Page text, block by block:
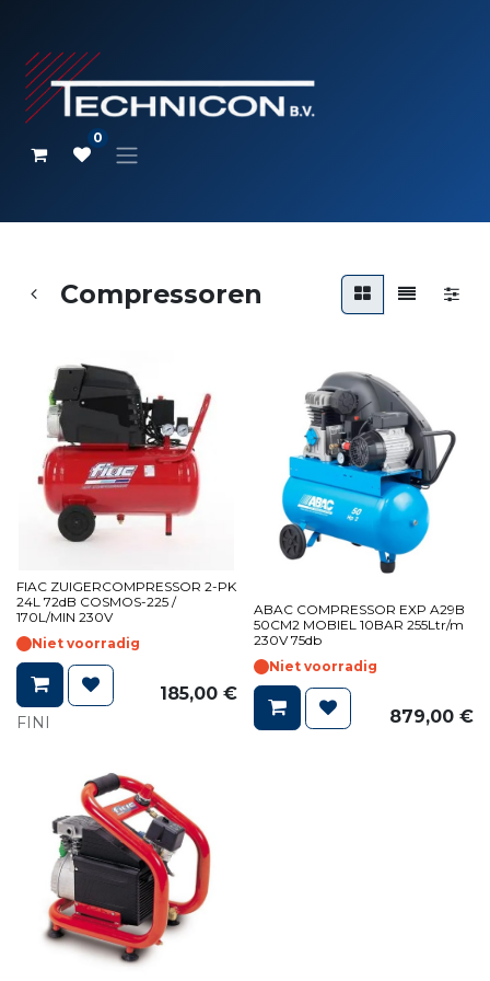
0
Compressoren
FIAC ZUIGERCOMPRESSOR 2-PK
24L 72dB COSMOS-225 /
170L/MIN 230V
Niet voorradig
185,00€
FINI
ABAC COMPRESSOR EXP A29B
50CM2 MOBIEL 10BAR 255Ltr/m
230V 75db
Niet voorradig
879,00 €